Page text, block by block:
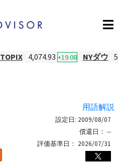
TOPIX 4,074.93 +19.08 NYダウ
用語解説
設定日: 2009/08/07
償還日： --
評価基準日： 2026/07/31